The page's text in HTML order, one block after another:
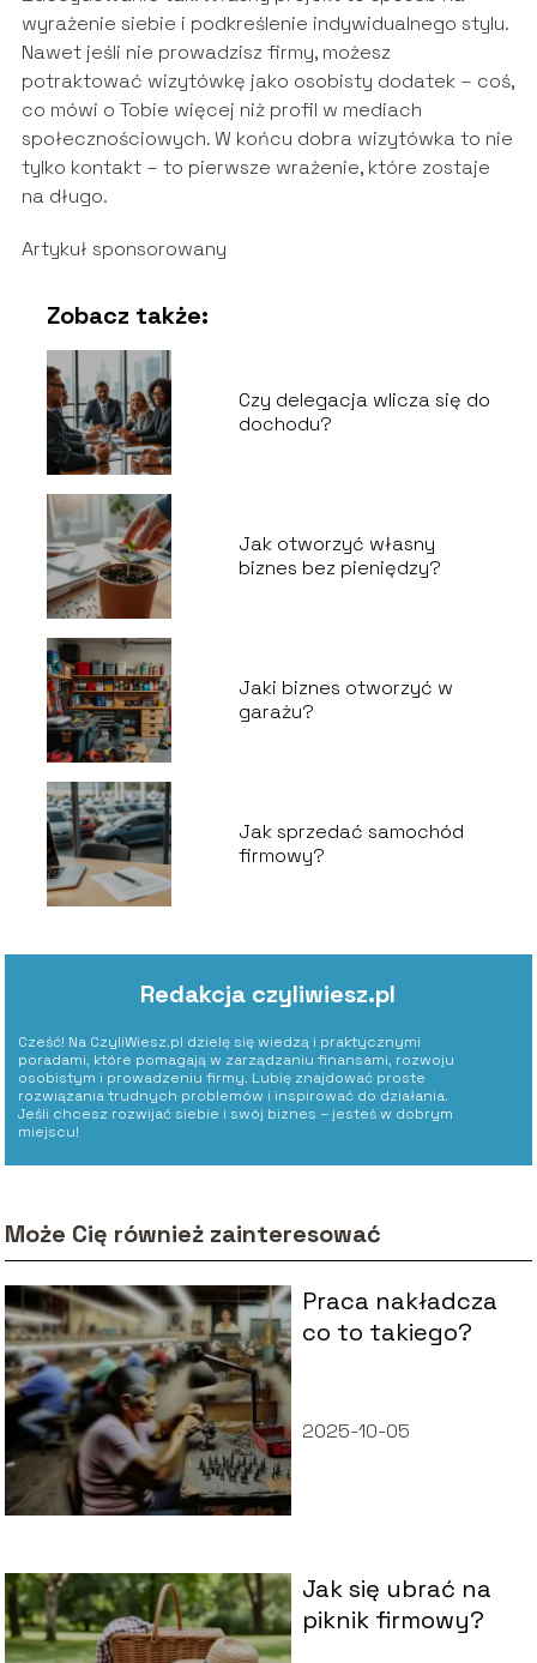
wyrażenie siebie i podkreślenie indywidualnego stylu.
Nawet jeśli nie prowadzisz firmy, możesz
potraktować wizytówkę jako osobisty dodatek – coś,
co mówi o Tobie więcej niż profil w mediach
społecznościowych. W końcu dobra wizytówka to nie
tylko kontakt – to pierwsze wrażenie, które zostaje
na długo.
Artykuł sponsorowany
Zobacz także:
Czy delegacja wlicza się do
dochodu?
Jak otworzyć własny
biznes bez pieniędzy?
Jaki biznes otworzyć w
garażu?
Jak sprzedać samochód
firmowy?
Redakcja czyliwiesz.pl
Cześć! Na CzyliWiesz.pl dzielę się wiedzą i praktycznymi
poradami, które pomagają w zarządzaniu finansami, rozwoju
osobistym i prowadzeniu firmy. Lubię znajdować proste
rozwiązania trudnych problemów i inspirować do działania.
Jeśli chcesz rozwijać siebie i swój biznes – jesteś w dobrym
miejscu!
Może Cię również zainteresować
Praca nakładcza
co to takiego?
2025-10-05
Jak się ubrać na
piknik firmowy?